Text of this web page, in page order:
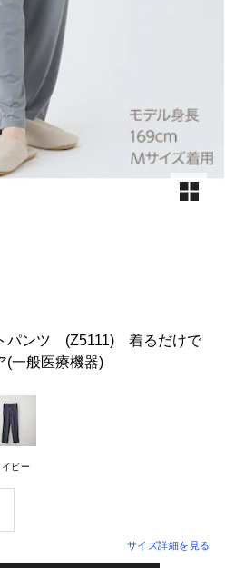
パンツ (Z5111) 着るだけで
(一般医療機器)
ビー
サイズ詳細を見る